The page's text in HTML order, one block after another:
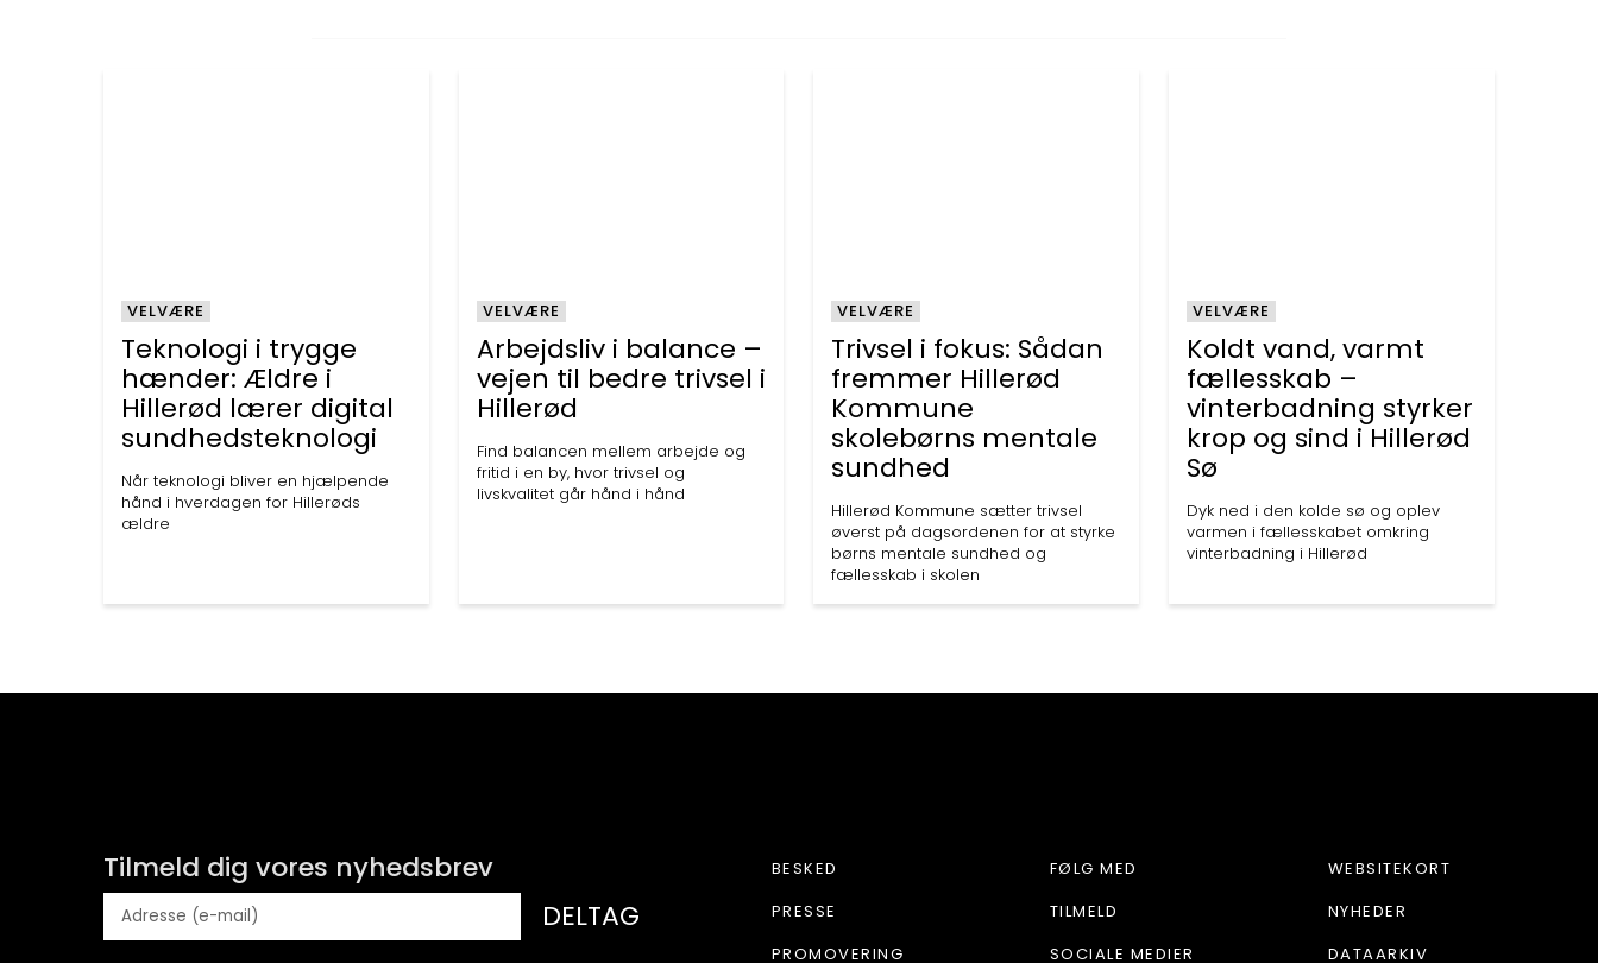
Teknologi i trygge
hænder: Ældre i
Hillerød lærer digital
sundhedsteknologi
Når teknologi bliver en hjælpende
hånd i hverdagen for Hillerøds
ældre
VELVÆRE
Arbejdsliv i balance –
vejen til bedre trivsel i
Hillerød
Find balancen mellem arbejde og
fritid i en by, hvor trivsel og
livskvalitet går hånd i hånd
VELVÆRE
Trivsel i fokus: Sådan
fremmer Hillerød
Kommune
skolebørns mentale
sundhed
Hillerød Kommune sætter trivsel
øverst på dagsordenen for at styrke
børns mentale sundhed og
fællesskab i skolen
VELVÆRE
Koldt vand, varmt
fællesskab –
vinterbadning styrker
krop og sind i Hillerød
Sø
Dyk ned i den kolde sø og oplev
varmen i fællesskabet omkring
vinterbadning i Hillerød
VELVÆRE
Tilmeld dig vores nyhedsbrev
DELTAG
BESKED
PRESSE
PROMOVERING
FØLG MED
TILMELD
SOCIALE MEDIER
WEBSITEKORT
NYHEDER
DATAARKIV